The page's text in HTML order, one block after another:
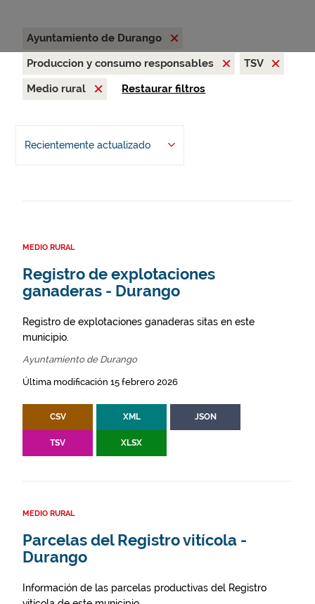
Ayuntamiento de Durango
Produccion y consumo responsables
TSV
Medio rural
Restaurar filtros
Recientemente actualizado
MEDIO RURAL
Registro de explotaciones
ganaderas - Durango
Registro de explotaciones ganaderas sitas en este
municipio.
Ayuntamiento de Durango
Última modificación 15 febrero 2026
CSV XML JSON
TSV XLSX
MEDIO RURAL
Parcelas del Registro vitícola -
Durango
Información de las parcelas productivas del Registro